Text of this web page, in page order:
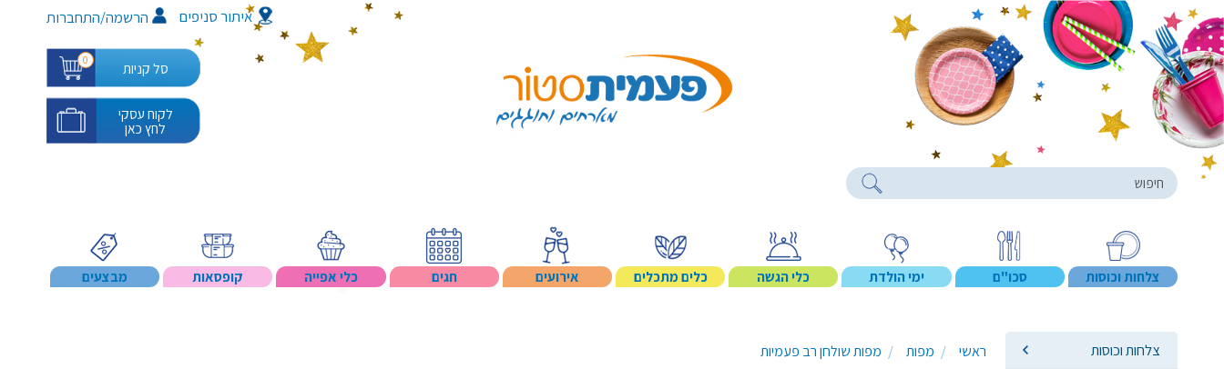
איתור סניפים הרשמה/התחברות
סל קניות 0
לקוח עסקי
לחץ כאן
Search products
צלחות וכוסות סכו"ם ימי הולדת כלי הגשה כלים מתכלים אירועים חגים כלי אפייה קופסאות מבצעים
צלחות וכוסות
ראשי מפות מפות שולחן רב פעמיות